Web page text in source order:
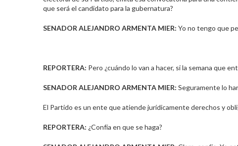
que será el candidato para la gubernatura?
SENADOR ALEJANDRO ARMENTA MIER: Yo no tengo que
REPORTERA: Pero ¿cuándo lo van a hacer, si la semana que
SENADOR ALEJANDRO ARMENTA MIER: Seguramente lo
El Partido es un ente que atiende jurídicamente derechos y
REPORTERA: ¿Confía en que se haga?